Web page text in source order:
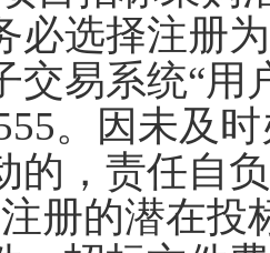
必选择注册
交易系统“用
。因未及
的，责任自
册的潜在投